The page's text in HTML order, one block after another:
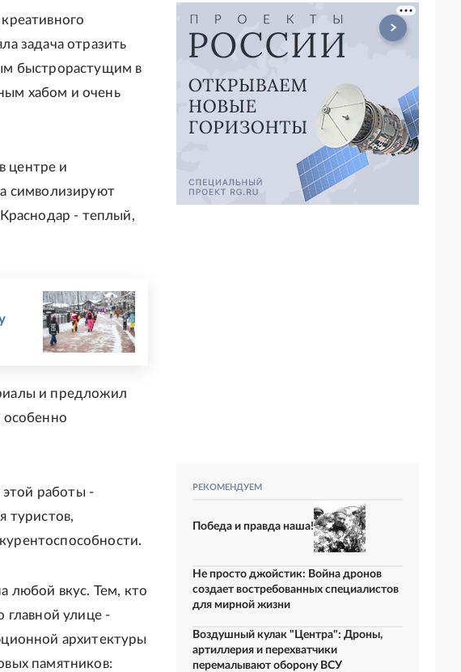
задача отразить
быстрорастущим в
хабом и очень
центре и
символизируют
- теплый,
и предложил
особенно
этой работы -
туристов,
любой вкус. Тем, кто
главной улице -
архитектуры
памятников:
РЕКОМЕНДУЕМ
Победа и правда наша!
Не просто джойстик: Война дронов
создает востребованных специалистов
для мирной жизни
Воздушный кулак "Центра": Дроны,
артиллерия и перехватчики
перемалывают оборону ВСУ